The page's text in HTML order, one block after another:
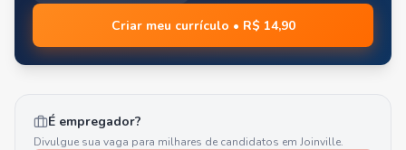
Criar meu currículo • R$ 14,90
É empregador?
Divulgue sua vaga para milhares de candidatos em Joinville.